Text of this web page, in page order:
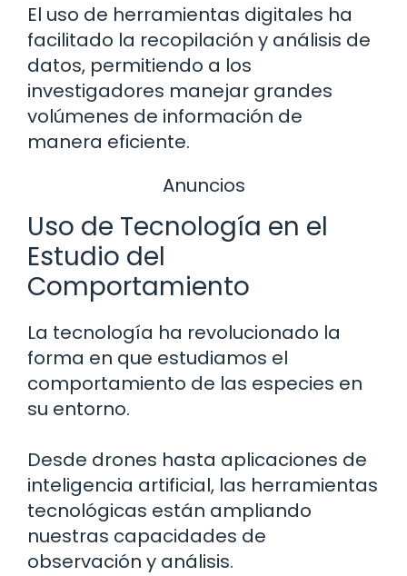
El uso de herramientas digitales ha
facilitado la recopilación y análisis de
datos, permitiendo a los
investigadores manejar grandes
volúmenes de información de
manera eficiente.
Anuncios
Uso de Tecnología en el
Estudio del
Comportamiento
La tecnología ha revolucionado la
forma en que estudiamos el
comportamiento de las especies en
su entorno.
Desde drones hasta aplicaciones de
inteligencia artificial, las herramientas
tecnológicas están ampliando
nuestras capacidades de
observación y análisis.